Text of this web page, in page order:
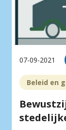
07-09-2021
Beleid en